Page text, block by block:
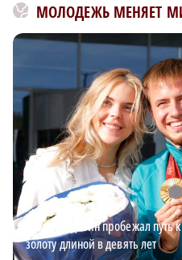
МОЛОДЕЖЬ МЕНЯЕТ
Андрей Вдовин пробежал
золоту длиной в девять лет